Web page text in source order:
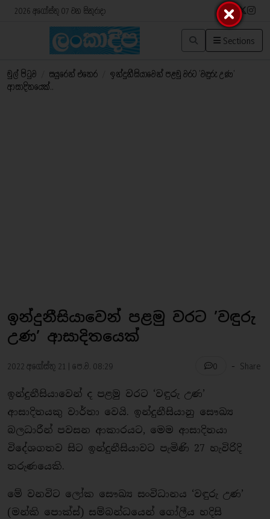
2026 අගෝස්තු 07 වන සිකුරාදා
Sections
මුල් පිටුව සයුරෙන් එතෙර
ඉන්දුනීසියාවෙන් පළමු වරට ’වඳුරු උණ’
ආසාදිතයෙක්..
ඉන්දුනීසියාවෙන් පළමු වරට ’වඳුරු
උණ’ ආසාදිතයෙක්
2022 අගෝස්තු 21 | පෙ.ව. 08:29 0 - Share
ඉන්දුනීසියාවෙන් ද පළමු වරට ‘වඳුරු උණ’
ආසාදිතයකු වාර්තා වෙයි. ඉන්දුනීසියානු සෞඛ්‍ය
බලධාරීන් පවසන ආකාරයට, මෙම ආසාදිතයා
විදේශගතව සිට ඉන්දුනීසියාවට පැමිණි 27 හැවිරිදි
තරුණයෙකි.
මේ වනවිට ලෝක සෞඛ්‍ය සංවිධානය ‘වඳුරු උණ’
(මන්කි පොක්ස්) සම්බන්ධයෙන් ගෝලීය හදිසි